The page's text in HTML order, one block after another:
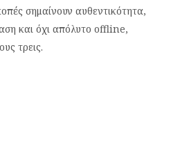
σημαίνουν αυθεντικότητα,
και όχι απόλυτο offline,
τρεις.